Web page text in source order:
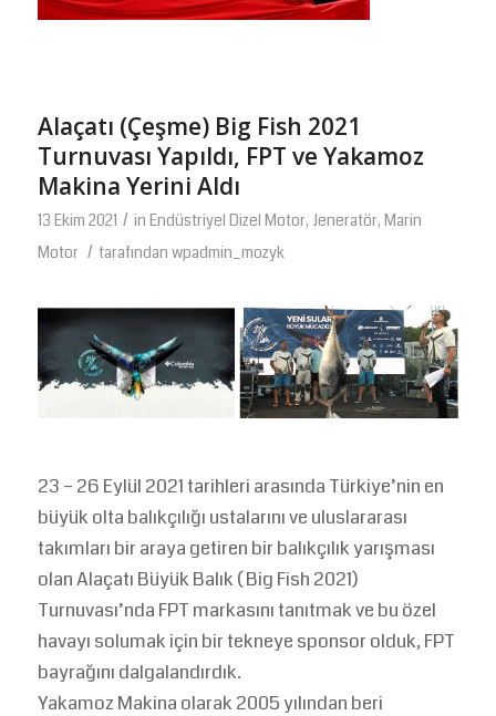
Alaçatı (Çeşme) Big Fish 2021
Turnuvası Yapıldı, FPT ve Yakamoz
Makina Yerini Aldı
13 Ekim 2021 / in Endüstriyel Dizel Motor, Jeneratör, Marin
Motor / tarafından wpadmin_mozyk
23 – 26 Eylül 2021 tarihleri arasında Türkiye’nin en
büyük olta balıkçılığı ustalarını ve uluslararası
takımları bir araya getiren bir balıkçılık yarışması
olan Alaçatı Büyük Balık ( Big Fish 2021)
Turnuvası’nda FPT markasını tanıtmak ve bu özel
havayı solumak için bir tekneye sponsor olduk, FPT
bayrağını dalgalandırdık.
Yakamoz Makina olarak 2005 yılından beri